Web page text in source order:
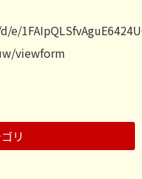
viewform
リ